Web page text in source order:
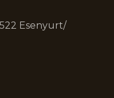
Esenyurt/